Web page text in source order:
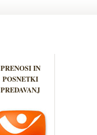
PRENOSI IN
POSNETKI
PREDAVANJ